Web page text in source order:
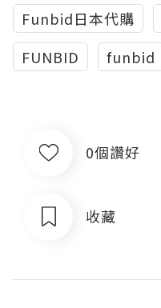
Funbid日本代購
FUNBID
funbid
0個讚好
收藏